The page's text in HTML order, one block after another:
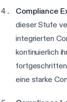
Compliance
dieser Stufe
integrierten
kontinuierlich
eine starke